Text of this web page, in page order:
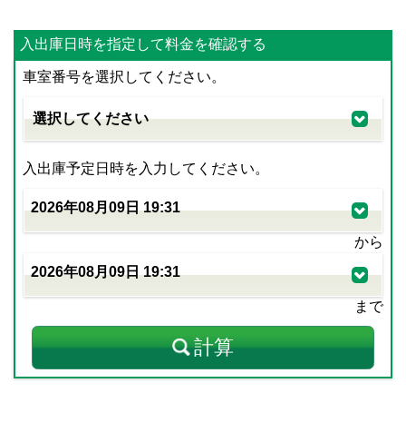
入出庫日時を指定して料金を確認する
車室番号を選択してください。
入出庫予定日時を入力してください。
から
まで
計算